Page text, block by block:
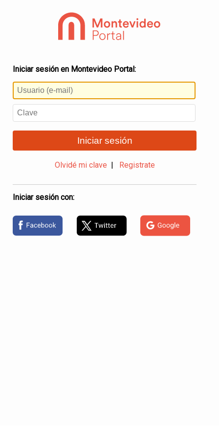
Iniciar sesión en Montevideo Portal:
Iniciar sesión
Olvidé mi clave Registrate
Iniciar sesión con: